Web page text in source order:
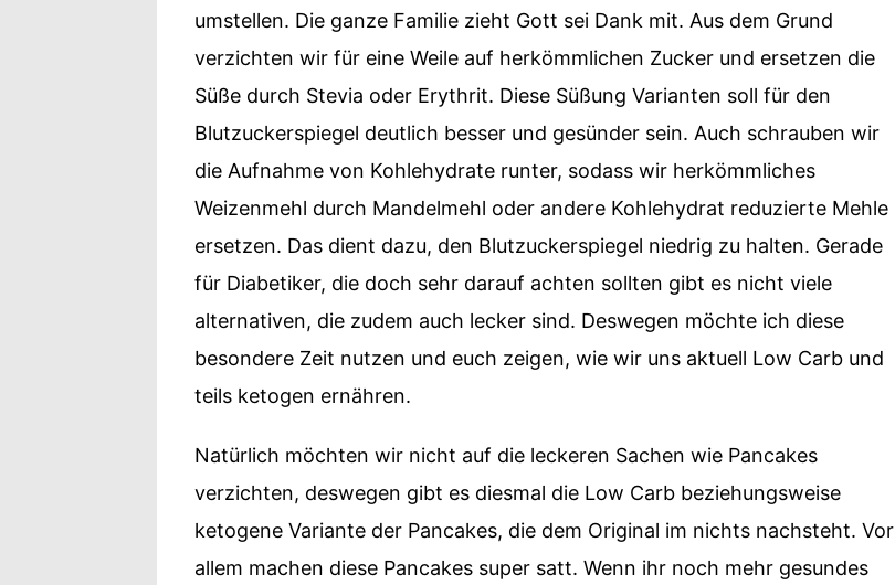
umstellen. Die ganze Familie zieht Gott sei Dank mit. Aus dem Grund
verzichten wir für eine Weile auf herkömmlichen Zucker und ersetzen die
Süße durch Stevia oder Erythrit. Diese Süßung Varianten soll für den
Blutzuckerspiegel deutlich besser und gesünder sein. Auch schrauben wir
die Aufnahme von Kohlehydrate runter, sodass wir herkömmliches
Weizenmehl durch Mandelmehl oder andere Kohlehydrat reduzierte Mehle
ersetzen. Das dient dazu, den Blutzuckerspiegel niedrig zu halten. Gerade
für Diabetiker, die doch sehr darauf achten sollten gibt es nicht viele
alternativen, die zudem auch lecker sind. Deswegen möchte ich diese
besondere Zeit nutzen und euch zeigen, wie wir uns aktuell Low Carb und
teils ketogen ernähren.
Natürlich möchten wir nicht auf die leckeren Sachen wie Pancakes
verzichten, deswegen gibt es diesmal die Low Carb beziehungsweise
ketogene Variante der Pancakes, die dem Original im nichts nachsteht. Vor
allem machen diese Pancakes super satt. Wenn ihr noch mehr gesundes